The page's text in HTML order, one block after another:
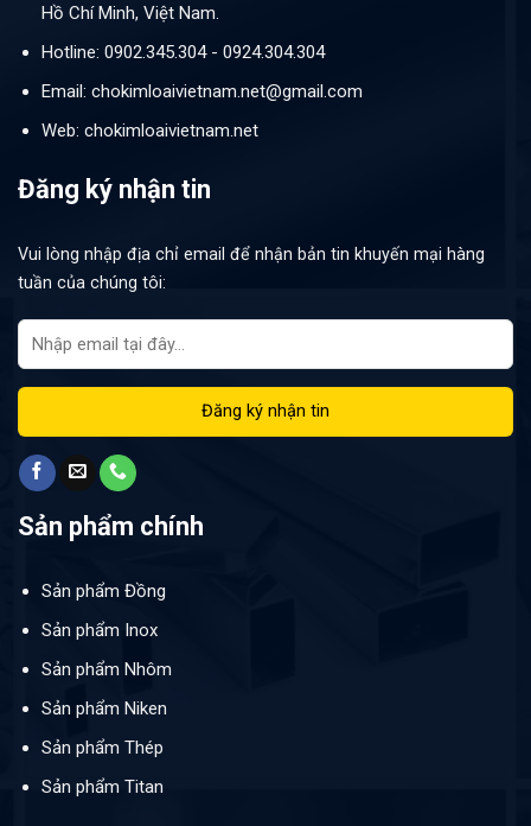
Hồ Chí Minh, Việt Nam.
Hotline: 0902.345.304 - 0924.304.304
Email: chokimloaivietnam.net@gmail.com
Web: chokimloaivietnam.net
Đăng ký nhận tin
Vui lòng nhập địa chỉ email để nhận bản tin khuyến mại hàng
tuần của chúng tôi:
Sản phẩm chính
Sản phẩm Đồng
Sản phẩm Inox
Sản phẩm Nhôm
Sản phẩm Niken
Sản phẩm Thép
Sản phẩm Titan